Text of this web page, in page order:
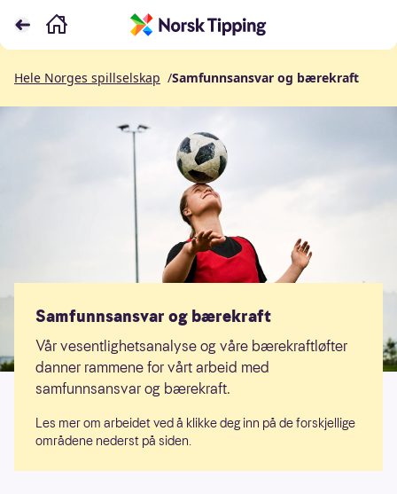
Hele Norges spillselskap /Samfunnsansvar og bærekraft
Samfunnsansvar og bærekraft
Vår vesentlighetsanalyse og våre bærekraftløfter
danner rammene for vårt arbeid med
samfunnsansvar og bærekraft.
Les mer om arbeidet ved å klikke deg inn på de forskjellige
områdene nederst på siden.